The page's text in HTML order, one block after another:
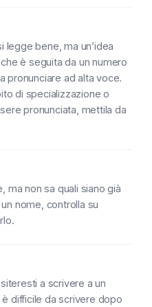
legge bene, ma un’idea
è seguita da un numero
pronunciare ad alta voce.
di specializzazione o
pronunciata, mettila da
ma non sa quali siano già
nome, controlla su
a scrivere a un
difficile da scrivere dopo